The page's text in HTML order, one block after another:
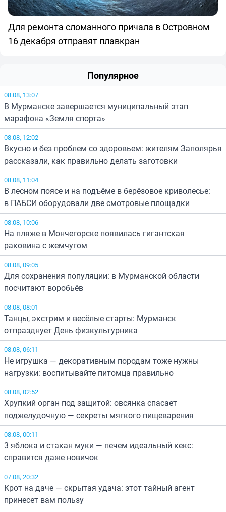
Для ремонта сломанного причала в Островном
16 декабря отправят плавкран
Популярное
08.08, 13:07
В Мурманске завершается муниципальный этап
марафона «Земля спорта»
08.08, 12:02
Вкусно и без проблем со здоровьем: жителям Заполярья
рассказали, как правильно делать заготовки
08.08, 11:04
В лесном поясе и на подъёме в берёзовое криволесье:
в ПАБСИ оборудовали две смотровые площадки
08.08, 10:06
На пляже в Мончегорске появилась гигантская
раковина с жемчугом
08.08, 09:05
Для сохранения популяции: в Мурманской области
посчитают воробьёв
08.08, 08:01
Танцы, экстрим и весёлые старты: Мурманск
отпразднует День физкультурника
08.08, 06:11
Не игрушка — декоративным породам тоже нужны
нагрузки: воспитывайте питомца правильно
08.08, 02:52
Хрупкий орган под защитой: овсянка спасает
поджелудочную — секреты мягкого пищеварения
08.08, 00:11
3 яблока и стакан муки — печем идеальный кекс:
справится даже новичок
07.08, 20:32
Крот на даче — скрытая удача: этот тайный агент
принесет вам пользу